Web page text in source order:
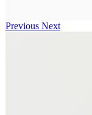
Previous Next